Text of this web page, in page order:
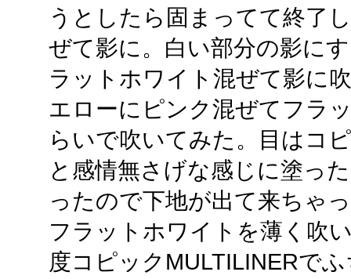
うとしたら固まってて終了
ぜて影に。白い部分の影に
ラットホワイト混ぜて影に
エローにピンク混ぜてフラ
らいで吹いてみた。目はコ
と感情無さげな感じに塗っ
ったので下地が出て来ちゃ
フラットホワイトを薄く吹
度コピックMULTILINERで